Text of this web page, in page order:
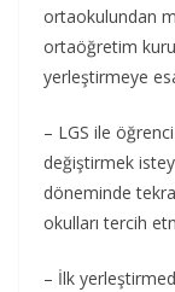
ortaokulundan
ortaöğretim
yerleştirmeye
– LGS ile
değiştirmek
döneminde
okulları tercih
– İlk